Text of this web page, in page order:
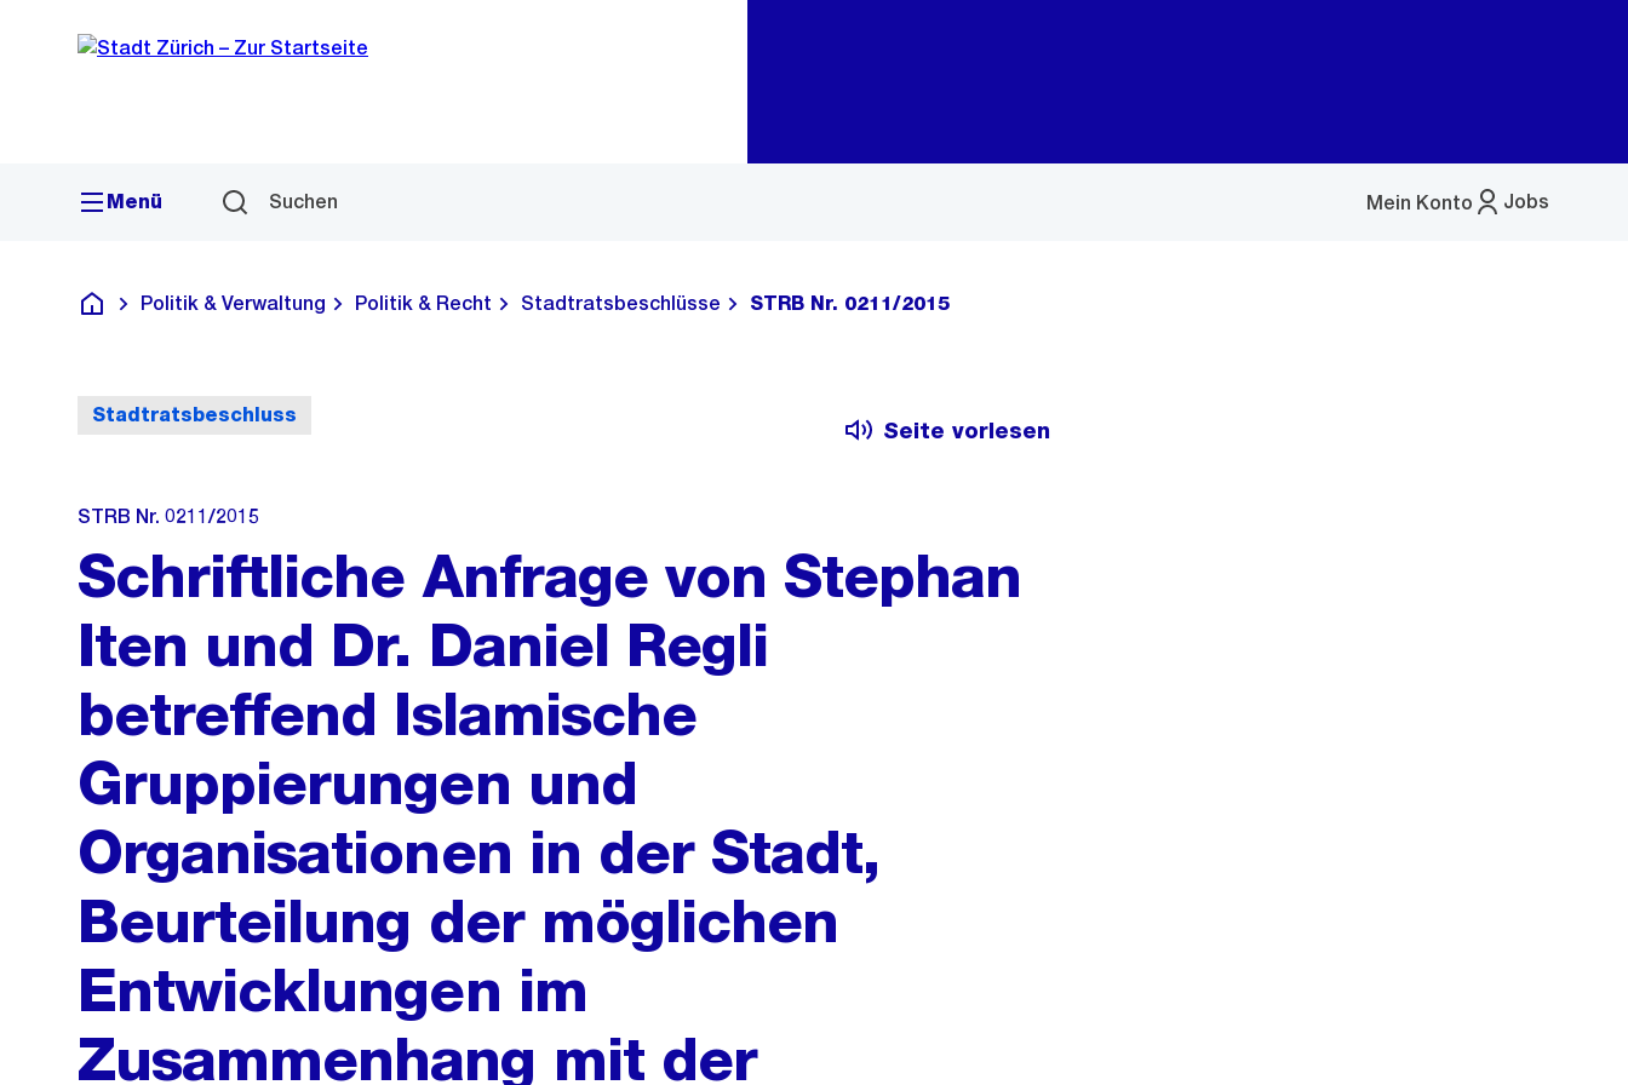
Navigation
Sprunglink
Menü Suchen Jobs
Mein Konto
Menü
Deutsch
Politik & Verwaltung Politik & Recht Stadtratsbeschlüsse STRB Nr. 0211/2015
Stadtratsbeschluss
Seite vorlesen
STRB Nr. 0211/2015
Schriftliche Anfrage von Stephan
Iten und Dr. Daniel Regli
betreffend Islamische
Gruppierungen und
Organisationen in der Stadt,
Beurteilung der möglichen
Entwicklungen im
Zusammenhang mit der